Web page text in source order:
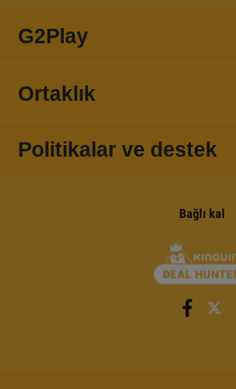
G2Play
Ortaklık
Politikalar ve destek
Bağlı kal